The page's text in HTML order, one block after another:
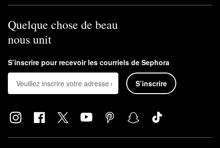
Quelque chose de beau
nous unit
S’inscrire pour recevoir les courriels de Sephora
S’inscrire